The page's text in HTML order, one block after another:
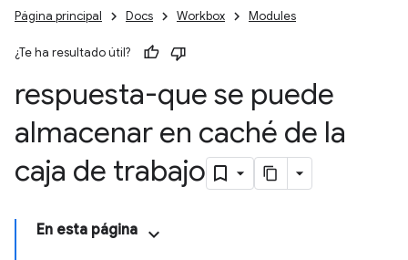
Página principal Docs Workbox Modules
¿Te ha resultado útil?
respuesta-que se puede
almacenar en caché de la
caja de trabajo
En esta página